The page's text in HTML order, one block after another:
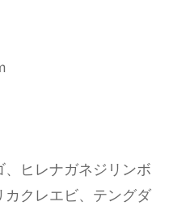
ヒレナガネジリンボ
クレエビ、テングダ